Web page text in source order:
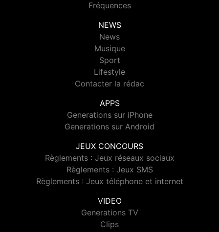
Fréquences
NEWS
News
Musique
Sport
Lifestyle
Contacter la rédac
APPS
Generations sur iPhone
Generations sur Android
JEUX CONCOURS
Règlements : Jeux réseaux sociaux
Règlements : Jeux SMS
Règlements : Jeux téléphone et internet
VIDEO
Generations TV
Clips